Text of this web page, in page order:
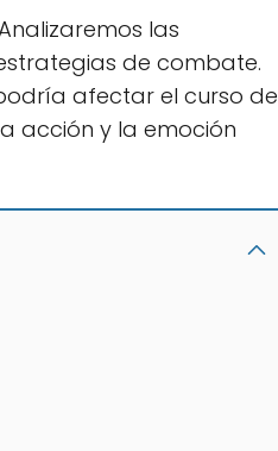
las
de combate.
afectar el curso de
acción y la emoción